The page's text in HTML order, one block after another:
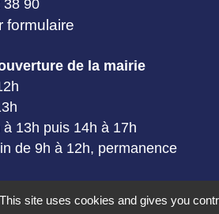
38 90
formulaire
de la mairie
13h puis 14h à 17h
de 9h à 12h, permanence
This site uses cookies and gives you